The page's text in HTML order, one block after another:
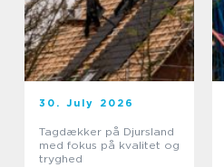
30. July 2026
Tagdækker på Djursland
med fokus på kvalitet og
tryghed